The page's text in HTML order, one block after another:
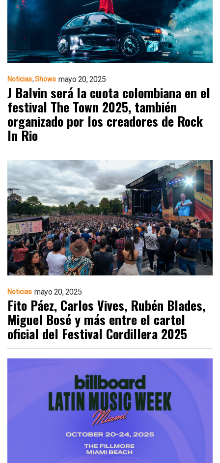
Noticias Shows mayo 20, 2025
J Balvin será la cuota colombiana en el
festival The Town 2025, también
organizado por los creadores de Rock
In Rio
Noticias mayo 20, 2025
Fito Páez, Carlos Vives, Rubén Blades,
Miguel Bosé y más entre el cartel
oficial del Festival Cordillera 2025